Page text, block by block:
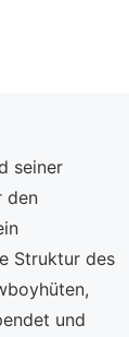
seiner
den
Struktur des
und